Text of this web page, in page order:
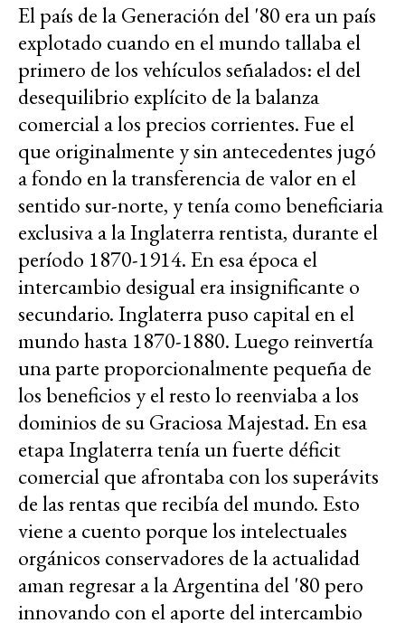
El país de la Generación del '80 era un país
explotado cuando en el mundo tallaba el
primero de los vehículos señalados: el del
desequilibrio explícito de la balanza
comercial a los precios corrientes. Fue el
que originalmente y sin antecedentes jugó
a fondo en la transferencia de valor en el
sentido sur-norte, y tenía como beneficiaria
exclusiva a la Inglaterra rentista, durante el
período 1870-1914. En esa época el
intercambio desigual era insignificante o
secundario. Inglaterra puso capital en el
mundo hasta 1870-1880. Luego reinvertía
una parte proporcionalmente pequeña de
los beneficios y el resto lo reenviaba a los
dominios de su Graciosa Majestad. En esa
etapa Inglaterra tenía un fuerte déficit
comercial que afrontaba con los superávits
de las rentas que recibía del mundo. Esto
viene a cuento porque los intelectuales
orgánicos conservadores de la actualidad
aman regresar a la Argentina del '80 pero
innovando con el aporte del intercambio